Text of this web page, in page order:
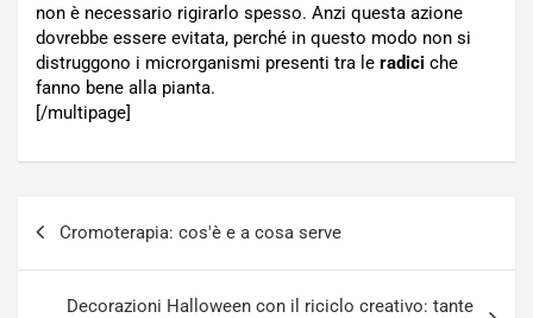
non è necessario rigirarlo spesso. Anzi questa azione
dovrebbe essere evitata, perché in questo modo non si
distruggono i microrganismi presenti tra le radici che
fanno bene alla pianta.
[/multipage]
Cromoterapia: cos'è e a cosa serve
Decorazioni Halloween con il riciclo creativo: tante